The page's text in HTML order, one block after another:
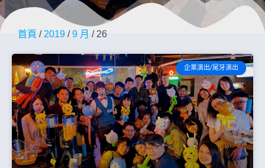
首頁 / 2019 /9 月 / 26
企業演出/尾牙演出